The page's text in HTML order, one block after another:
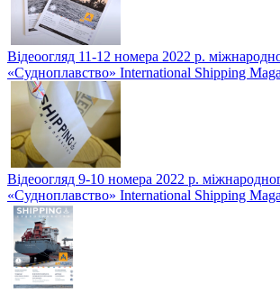
Відеоогляд 11-12 номера 2022 р.
«Судноплавство» International Shipping
Відеоогляд 9-10 номера 2022 р.
«Судноплавство» International Shipping